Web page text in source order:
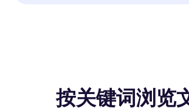
按关键词浏览